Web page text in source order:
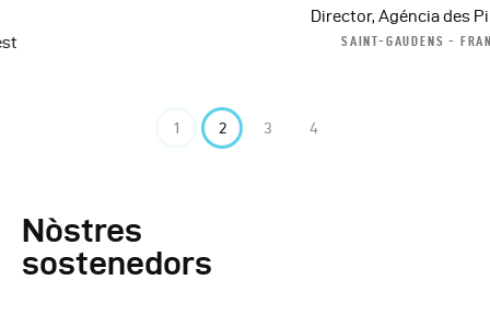
Director, Agéncia des Pirenèus
Nòstres
sostenedors